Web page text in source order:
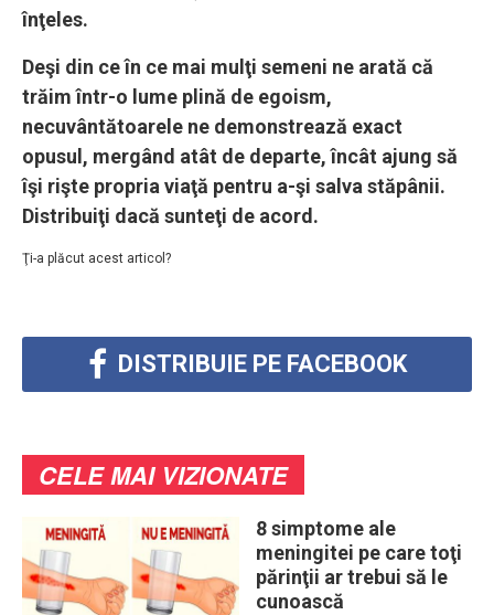
înţeles.
Deşi din ce în ce mai mulţi semeni ne arată că
trăim într-o lume plină de egoism,
necuvântătoarele ne demonstrează exact
opusul, mergând atât de departe, încât ajung să
îşi rişte propria viaţă pentru a-şi salva stăpânii.
Distribuiţi dacă sunteţi de acord.
Ţi-a plăcut acest articol?
DISTRIBUIE PE FACEBOOK
CELE MAI VIZIONATE
8 simptome ale
meningitei pe care toţi
părinţii ar trebui să le
cunoască